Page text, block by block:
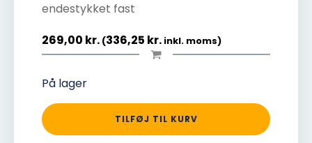
endestykket fast
269,00 kr. (336,25 kr. inkl. moms)
På lager
TILFØJ TIL KURV